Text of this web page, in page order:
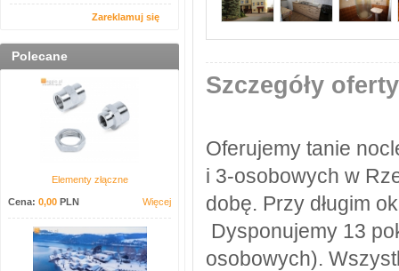
Zareklamuj się
Polecane
Elementy złączne
Cena: 0,00 PLN Więcej
Szczegóły
Oferujemy tanie
i 3-osobowych w
dobę. Przy długim
Dysponujemy 13
osobowych).